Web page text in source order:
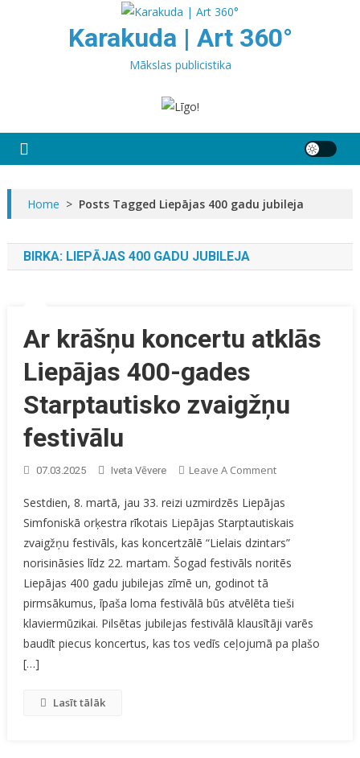
Karakuda | Art 360°
Mākslas publicistika
Home > Posts Tagged Liepājas 400 gadu jubileja
BIRKA: LIEPĀJAS 400 GADU JUBILEJA
Ar krāšņu koncertu atklās
Liepājas 400-gades
Starptautisko zvaigžņu
festivālu
07.03.2025 Iveta Vēvere Leave A CommentOn
Krāšņu
Koncertu
Atklās
Liepājas
Gades
Starptautisko
Zvaigžņu
Festivālu
Sestdien, 8. martā, jau 33. reizi uzmirdzēs Liepājas
Simfoniskā orķestra rīkotais Liepājas Starptautiskais
zvaigžņu festivāls, kas koncertzālē “Lielais dzintars”
norisināsies līdz 22. martam. Šogad festivāls noritēs
Liepājas 400 gadu jubilejas zīmē un, godinot tā
pirmsākumus, īpaša loma festivālā būs atvēlēta tieši
klaviermūzikai. Pilsētas jubilejas festivālā klausītāji varēs
baudīt piecus koncertus, kas tos vedīs ceļojumā pa plašo
[…]
Lasīt tālāk